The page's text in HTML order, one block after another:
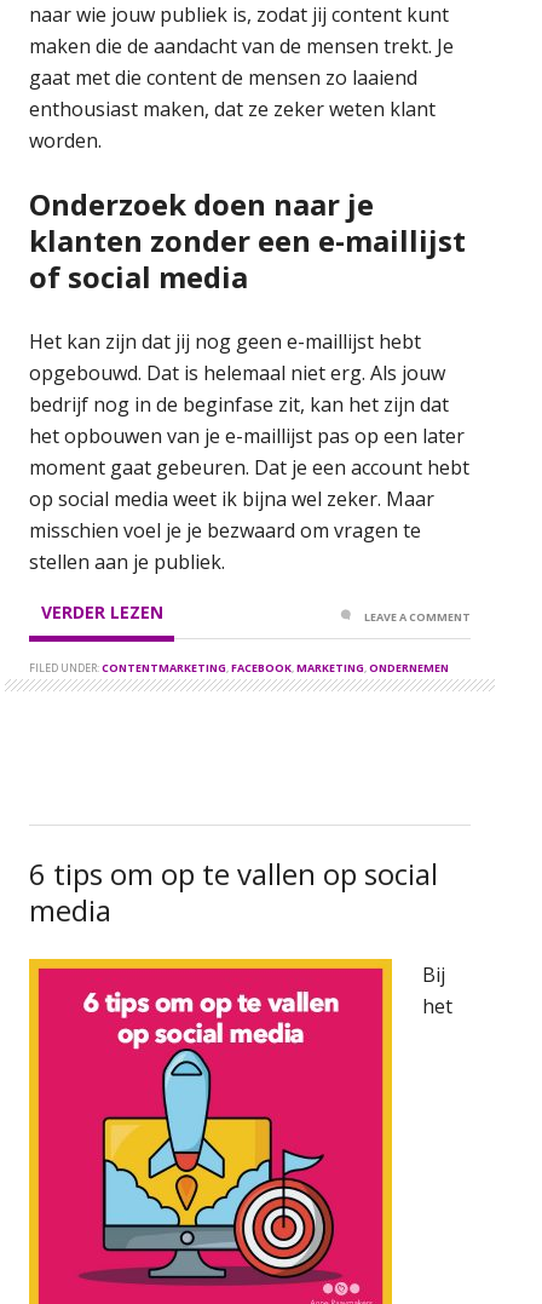
naar wie jouw publiek is, zodat jij content kunt
maken die de aandacht van de mensen trekt. Je
gaat met die content de mensen zo laaiend
enthousiast maken, dat ze zeker weten klant
worden.
Onderzoek doen naar je
klanten zonder een e-maillijst
of social media
Het kan zijn dat jij nog geen e-maillijst hebt
opgebouwd. Dat is helemaal niet erg. Als jouw
bedrijf nog in de beginfase zit, kan het zijn dat
het opbouwen van je e-maillijst pas op een later
moment gaat gebeuren. Dat je een account hebt
op social media weet ik bijna wel zeker. Maar
misschien voel je je bezwaard om vragen te
stellen aan je publiek.
VERDER LEZEN
FILED UNDER:CONTENTMARKETING,FACEBOOK,MARKETING,ONDERNEMEN
LEAVE A COMMENT
6 tips om op te vallen op social
media
Bij
het